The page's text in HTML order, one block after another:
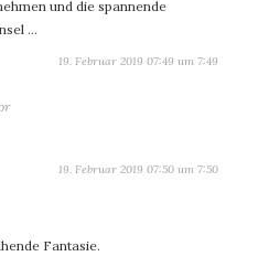
und die spannende
…
19. Februar 2019 07:49 um 7:49
sagt:
19. Februar 2019 07:50 um 7:50
Fantasie.